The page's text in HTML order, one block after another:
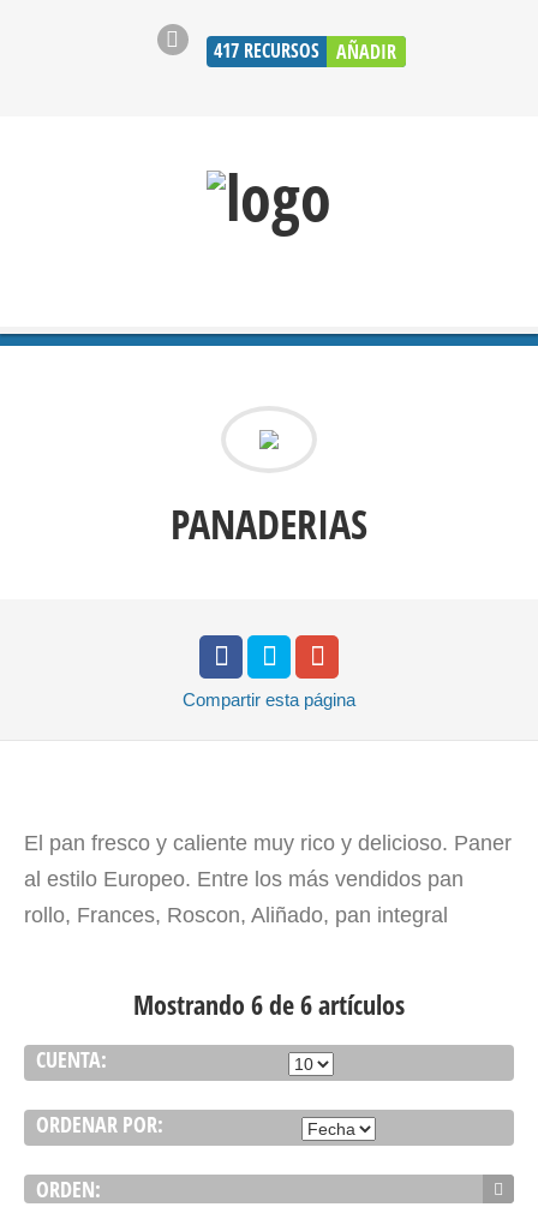
417 RECURSOS AÑADIR
PANADERIAS
Compartir esta página
El pan fresco y caliente muy rico y delicioso. Paner
al estilo Europeo. Entre los más vendidos pan
rollo, Frances, Roscon, Aliñado, pan integral
Mostrando 6 de 6 artículos
CUENTA:
ORDENAR POR:
ORDEN: